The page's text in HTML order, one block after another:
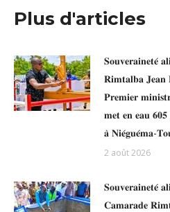
Plus d'articles
𝐒𝐨𝐮𝐯𝐞𝐫𝐚𝐢𝐧𝐞𝐭𝐞́
𝐑𝐢𝐦𝐭𝐚𝐥𝐛𝐚
𝐏𝐫𝐞𝐦𝐢𝐞𝐫
𝐦𝐞𝐭 𝐞𝐧 𝐞𝐚𝐮 𝟔𝟎𝟓
𝐚̀ 𝐍𝐢𝐞́𝐠𝐮𝐞́𝐦𝐚-
2 août 2026
𝐒𝐨𝐮𝐯𝐞𝐫𝐚𝐢𝐧𝐞𝐭𝐞́
𝐂𝐚𝐦𝐚𝐫𝐚𝐝𝐞